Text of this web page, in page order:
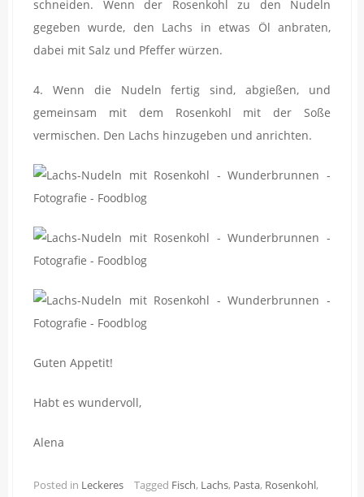
schneiden. Wenn der Rosenkohl zu den Nudeln
gegeben wurde, den Lachs in etwas Öl anbraten,
dabei mit Salz und Pfeffer würzen.
4. Wenn die Nudeln fertig sind, abgießen, und
gemeinsam mit dem Rosenkohl mit der Soße
vermischen. Den Lachs hinzugeben und anrichten.
Guten Appetit!
Habt es wundervoll,
Alena
Posted in Leckeres Tagged Fisch, Lachs, Pasta, Rosenkohl,